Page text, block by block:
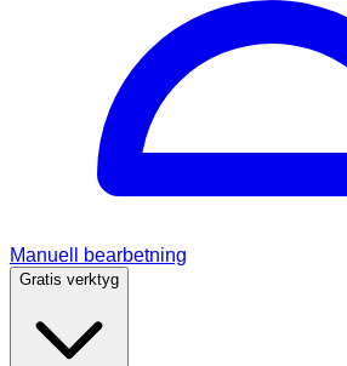
Manuell bearbetning
Gratis verktyg